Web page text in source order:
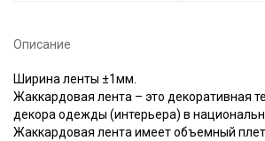
Описание
Ширина ленты ±1мм.
Жаккардовая лента – это декоративная
декора одежды (интерьера) в
Жаккардовая лента имеет объемный